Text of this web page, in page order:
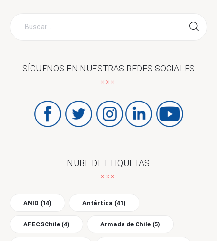
SÍGUENOS EN NUESTRAS REDES SOCIALES
NUBE DE ETIQUETAS
ANID (14) Antártica (41)
APECSChile (4) Armada de Chile (5)